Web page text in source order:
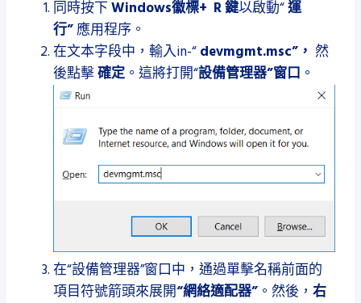
同時按下 Windows徽標+ R鍵以啟動“運
行”應用程序。
在文本字段中，輸入in-“ devmgmt.msc”， 然
後點擊確定 。 這將打開“設備管理器”窗口 。
在“設備管理器”窗口中， 通過單擊名稱前面的
項目符號箭頭來展開“網絡適配器” 。 然後， 右